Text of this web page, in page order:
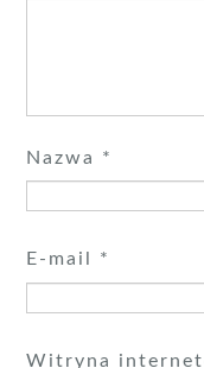
Nazwa *
E-mail *
Witryna